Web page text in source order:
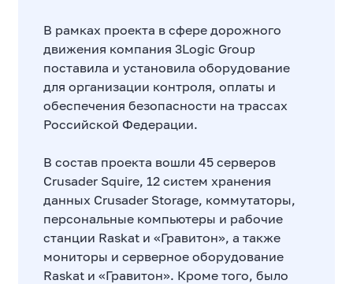
В рамках проекта в сфере дорожного
движения компания 3Logic Group
поставила и установила оборудование
для организации контроля, оплаты и
обеспечения безопасности на трассах
Российской Федерации.
В состав проекта вошли 45 серверов
Crusader Squire, 12 систем хранения
данных Crusader Storage, коммутаторы,
персональные компьютеры и рабочие
станции Raskat и «Гравитон», а также
мониторы и серверное оборудование
Raskat и «Гравитон». Кроме того, было